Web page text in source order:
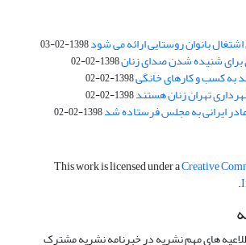
بانوان روستایی ارائه می شود1398-02-03
شنیده شدن صدای زنان1398-02-02
1398-02-02
1398-02-02
مادر ایرانی به مجلس فرستاده شد1398-02-02
This work is licensed under aCreative
.
های مهم نشریه در خبرنامه نشریه مشترک